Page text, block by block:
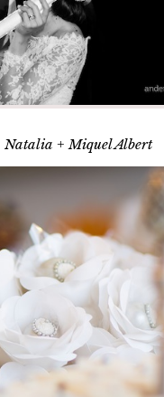
Natalia + Miquel Albert